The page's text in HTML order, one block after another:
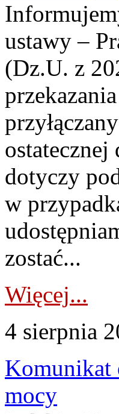
ustawy –
(Dz.U. z
dotyczy
w
zostać...
Więcej...
4 sierpnia
Komunikat
mocy